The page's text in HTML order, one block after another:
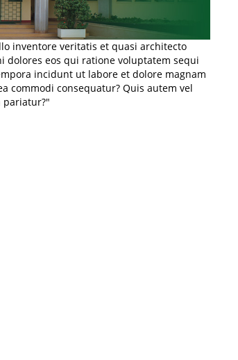
inventore veritatis et quasi architecto
dolores eos qui ratione voluptatem sequi
incidunt ut labore et dolore magnam
commodi consequatur? Quis autem vel